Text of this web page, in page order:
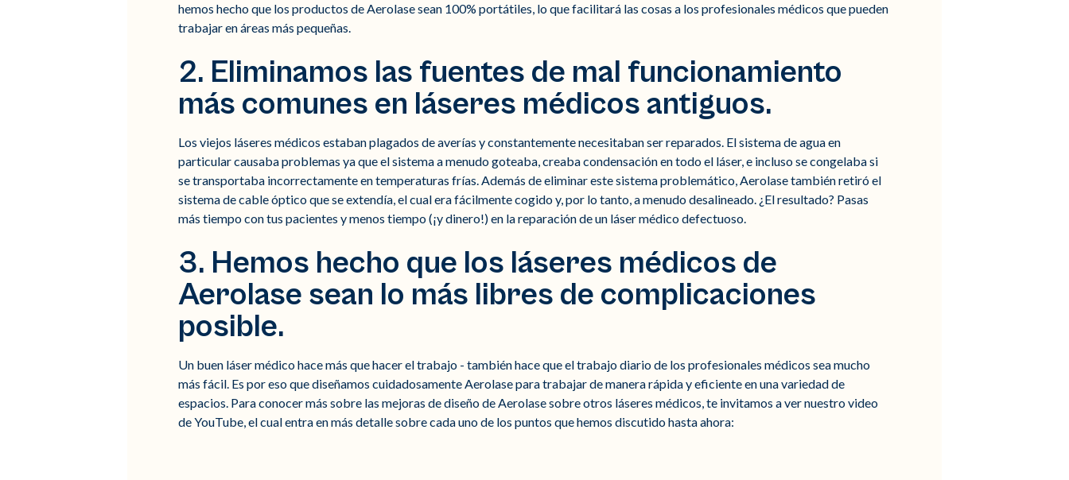
hemos hecho que los productos de Aerolase sean 100% portátiles, lo que facilitará las cosas a los profesionales médicos que pueden
trabajar en áreas más pequeñas.
2. Eliminamos las fuentes de mal funcionamiento
más comunes en láseres médicos antiguos.
Los viejos láseres médicos estaban plagados de averías y constantemente necesitaban ser reparados. El sistema de agua en
particular causaba problemas ya que el sistema a menudo goteaba, creaba condensación en todo el láser, e incluso se congelaba si
se transportaba incorrectamente en temperaturas frías. Además de eliminar este sistema problemático, Aerolase también retiró el
sistema de cable óptico que se extendía, el cual era fácilmente cogido y, por lo tanto, a menudo desalineado. ¿El resultado? Pasas
más tiempo con tus pacientes y menos tiempo (¡y dinero!) en la reparación de un láser médico defectuoso.
3. Hemos hecho que los láseres médicos de
Aerolase sean lo más libres de complicaciones
posible.
Un buen láser médico hace más que hacer el trabajo - también hace que el trabajo diario de los profesionales médicos sea mucho
más fácil. Es por eso que diseñamos cuidadosamente Aerolase para trabajar de manera rápida y eficiente en una variedad de
espacios. Para conocer más sobre las mejoras de diseño de Aerolase sobre otros láseres médicos, te invitamos a ver nuestro video
de YouTube, el cual entra en más detalle sobre cada uno de los puntos que hemos discutido hasta ahora: